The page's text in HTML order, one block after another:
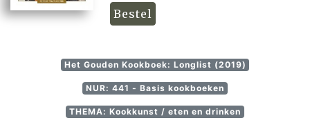
Bestel
Het Gouden Kookboek: Longlist (2019)
NUR: 441 - Basis kookboeken
THEMA: Kookkunst / eten en drinken